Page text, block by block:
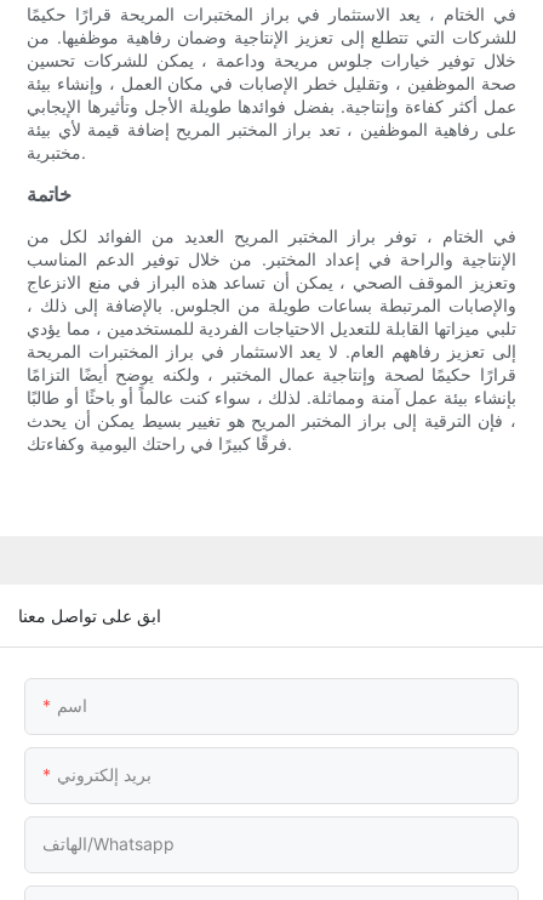
في الختام ، يعد الاستثمار في براز المختبرات المريحة قرارًا حكيمًا
للشركات التي تتطلع إلى تعزيز الإنتاجية وضمان رفاهية موظفيها. من
خلال توفير خيارات جلوس مريحة وداعمة ، يمكن للشركات تحسين
صحة الموظفين ، وتقليل خطر الإصابات في مكان العمل ، وإنشاء بيئة
عمل أكثر كفاءة وإنتاجية. بفضل فوائدها طويلة الأجل وتأثيرها الإيجابي
على رفاهية الموظفين ، تعد براز المختبر المريح إضافة قيمة لأي بيئة
مختبرية.
خاتمة
في الختام ، توفر براز المختبر المريح العديد من الفوائد لكل من
الإنتاجية والراحة في إعداد المختبر. من خلال توفير الدعم المناسب
وتعزيز الموقف الصحي ، يمكن أن تساعد هذه البراز في منع الانزعاج
والإصابات المرتبطة بساعات طويلة من الجلوس. بالإضافة إلى ذلك ،
تلبي ميزاتها القابلة للتعديل الاحتياجات الفردية للمستخدمين ، مما يؤدي
إلى تعزيز رفاههم العام. لا يعد الاستثمار في براز المختبرات المريحة
قرارًا حكيمًا لصحة وإنتاجية عمال المختبر ، ولكنه يوضح أيضًا التزامًا
بإنشاء بيئة عمل آمنة ومماثلة. لذلك ، سواء كنت عالماً أو باحثًا أو طالبًا
، فإن الترقية إلى براز المختبر المريح هو تغيير بسيط يمكن أن يحدث
فرقًا كبيرًا في راحتك اليومية وكفاءتك.
ابق على تواصل معنا
اسم
بريد إلكتروني
الهاتف/whatsapp